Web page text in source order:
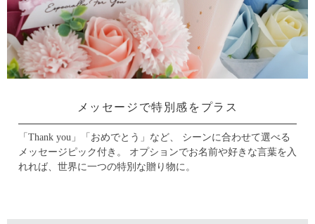
メッセージで特別感をプラス
「Thank you」「おめでとう」など、 シーンに合わせて選べる
メッセージピック付き。
オプションでお名前や好きな言葉を入
れれば、世界に一つの特別な贈り物に。